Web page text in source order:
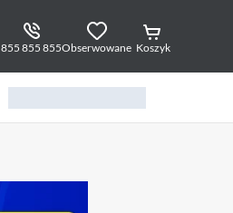
855 855 855Obserwowane Koszyk